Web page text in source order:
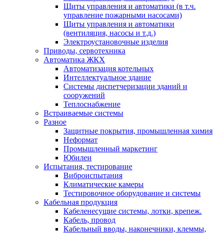
Щиты управления и автоматики (в т.ч.
управление пожарными насосами)
Щиты управления и автоматики
(вентиляция, насосы и т.д.)
Электроустановочные изделия
Приводы, сервотехника
Автоматика ЖКХ
Автоматизация котельных
Интеллектуальное здание
Системы диспетчеризации зданий и
сооружений
Теплоснабжение
Встраиваемые системы
Разное
Защитные покрытия, промышленная химия
Неформат
Промышленный маркетинг
Юбилеи
Испытания, тестирование
Виброиспытания
Климатические камеры
Тестировочное оборудование и системы
Кабельная продукция
Кабеленесущие системы, лотки, крепеж.
Кабель, провод
Кабельный вводы, наконечники, клеммы,